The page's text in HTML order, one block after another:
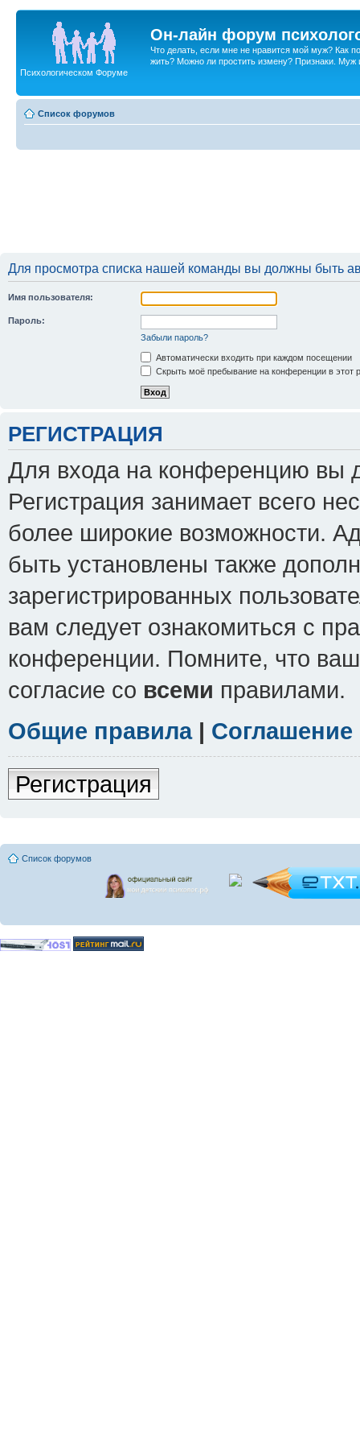
Он-лайн форум
Что делать, если мне не нравится мой муж? Как
жить? Можно ли простить измену? Признаки. Муж
Психологическом Форуме
Список форумов
Для просмотра списка нашей команды вы должны быть
Имя пользователя:
Пароль:
Забыли пароль?
Автоматически входить при каждом посещении
Скрыть моё пребывание на конференции в этот
РЕГИСТРАЦИЯ
Для входа на конференцию вы
Регистрация занимает всего
более широкие возможности.
быть установлены также
зарегистрированных
вам следует ознакомиться с
конференции. Помните, что
согласие со всеми правилами.
Общие правила|
Регистрация
Список форумов